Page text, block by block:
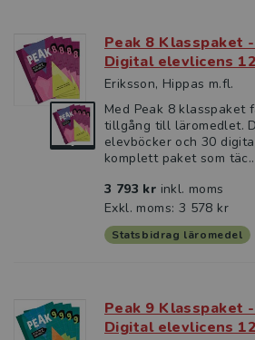
Peak 8 Klasspaket
Digital elevlicens
Eriksson, Hippas m.fl.
Med Peak 8 klasspaket
tillgång till läromedlet.
elevböcker och 30
komplett paket som
3 793 kr inkl. moms
Exkl. moms: 3 578 kr
Statsbidrag läromedel
Peak 9 Klasspaket
Digital elevlicens